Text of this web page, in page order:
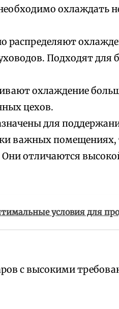
охлаждать
распределяют
Подходят для
охлаждение
цехов.
для
важных помещениях,
отличаются
условия для
с высокими